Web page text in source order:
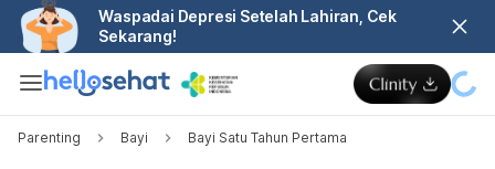
Waspadai Depresi Setelah Lahiran, Cek
Sekarang!
Parenting Bayi Bayi Satu Tahun Pertama